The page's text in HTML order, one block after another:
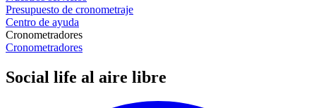
Presupuesto de cronometraje
Centro de ayuda
Cronometradores
Cronometradores
Social life al aire libre